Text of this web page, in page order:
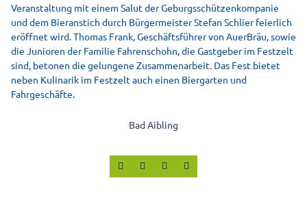
Veranstaltung mit einem Salut der Geburgsschützenkompanie
und dem Bieranstich durch Bürgermeister Stefan Schlier feierlich
eröffnet wird. Thomas Frank, Geschäftsführer von AuerBräu, sowie
die Junioren der Familie Fahrenschohn, die Gastgeber im Festzelt
sind, betonen die gelungene Zusammenarbeit. Das Fest bietet
neben Kulinarik im Festzelt auch einen Biergarten und
Fahrgeschäfte.
Bad Aibling